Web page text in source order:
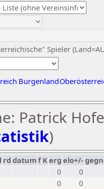
Spieler
Burgenland
Patrick
)
rd datumf Kerg elo+/-
0
0
0
0